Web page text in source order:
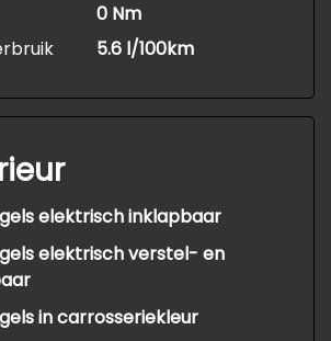
0 Nm
5.6 l/100km
elektrisch inklapbaar
elektrisch verstel- en
in carrosseriekleur